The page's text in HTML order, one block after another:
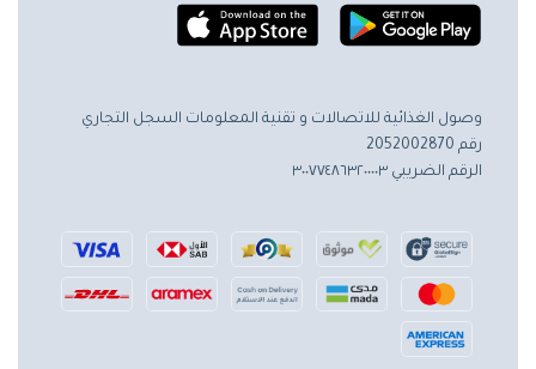
وصول الغذائية للاتصالات و تقنية المعلومات السجل التجاري
رقم 2052002870
الرقم الضريبي ٣٠٠٧٧٤٨٦٣٢٠٠٠٠٣